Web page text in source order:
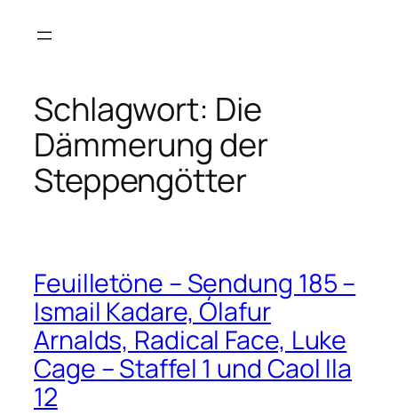
Inhalt
Schlagwort: Die
Dämmerung der
Steppengötter
Feuilletöne – Sendung 185 –
Ismail Kadare, Ólafur
Arnalds, Radical Face, Luke
Cage – Staffel 1 und Caol Ila
12